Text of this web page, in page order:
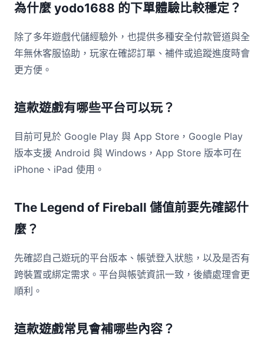
為什麼 yodo1688 的下單體驗比較穩定？
除了多年遊戲代儲經驗外，也提供多種安全付款管道與全
年無休客服協助，玩家在確認訂單、補件或追蹤進度時會
更方便。
這款遊戲有哪些平台可以玩？
目前可見於 Google Play 與 App Store，Google Play
版本支援 Android 與 Windows，App Store 版本可在
iPhone、iPad 使用。
The Legend of Fireball 儲值前要先確認什
麼？
先確認自己遊玩的平台版本、帳號登入狀態，以及是否有
跨裝置或綁定需求。平台與帳號資訊一致，後續處理會更
順利。
這款遊戲常見會補哪些內容？